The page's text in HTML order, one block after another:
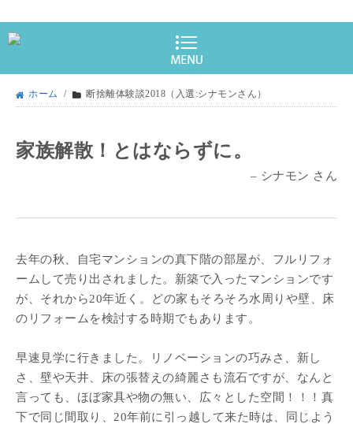
ホーム / 断捨離体験談2018（入選:シナモンさん）
家族解散！とはならずに。
– シナモン さん
去年の秋、自宅マンションの真下階の部屋が、フルリフォ
ームして売り出されました。新築で入ったマンションです
が、それから20年近く。どの家もそろそろ水周りや壁、床
のリフォームを検討する時期でもあります。
早速見学に行きました。リノベーションの巧みさ、新し
さ、壁や天井、床の張替えの綺麗さも流石ですが、なんと
言っても、ほぼ家具や物の無い、広々とした空間！！！真
下で同じ間取り、20年前に引っ越して来た時は、同じよう